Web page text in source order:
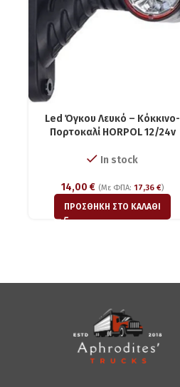
Led Όγκου Λευκό – Κόκκινο-
Πορτοκαλί HORPOL 12/24v
In stock
14,00€ (Με ΦΠΑ:17,36€)
ΠΡΟΣΘΉΚΗ ΣΤΟ ΚΑΛΆΘΙ